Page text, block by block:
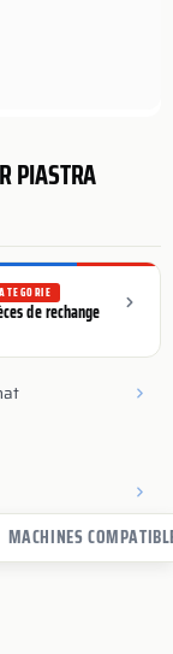
PIASTRA
de rechange
MACHINES